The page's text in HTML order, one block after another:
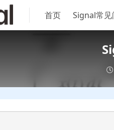
首页 Signal常见